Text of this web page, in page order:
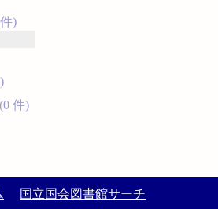
)
件)
国立国会図書館サーチ